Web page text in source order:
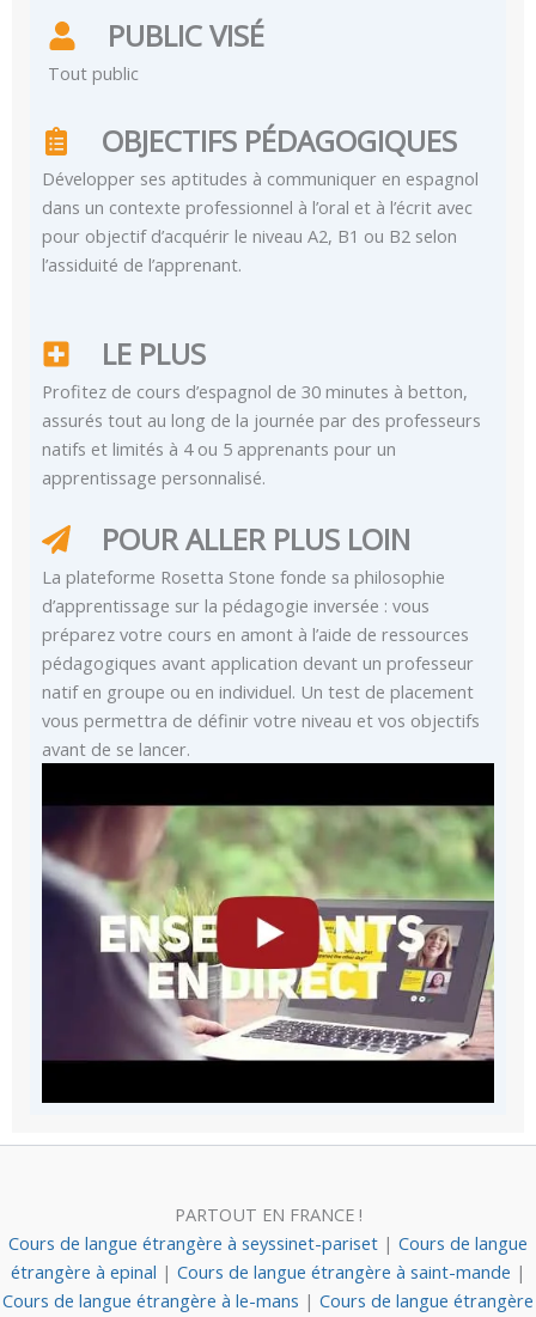
PUBLIC VISÉ
Tout public
OBJECTIFS PÉDAGOGIQUES
Développer ses aptitudes à communiquer en espagnol
dans un contexte professionnel à l’oral et à l’écrit avec
pour objectif d’acquérir le niveau A2, B1 ou B2 selon
l’assiduité de l’apprenant.
LE PLUS
Profitez de cours d’espagnol de 30 minutes à betton,
assurés tout au long de la journée par des professeurs
natifs et limités à 4 ou 5 apprenants pour un
apprentissage personnalisé.
POUR ALLER PLUS LOIN
La plateforme Rosetta Stone fonde sa philosophie
d’apprentissage sur la pédagogie inversée : vous
préparez votre cours en amont à l’aide de ressources
pédagogiques avant application devant un professeur
natif en groupe ou en individuel. Un test de placement
vous permettra de définir votre niveau et vos objectifs
avant de se lancer.
PARTOUT EN FRANCE !
Cours de langue étrangère à seyssinet-pariset | Cours de langue
étrangère à epinal | Cours de langue étrangère à saint-mande |
Cours de langue étrangère à le-mans | Cours de langue étrangère